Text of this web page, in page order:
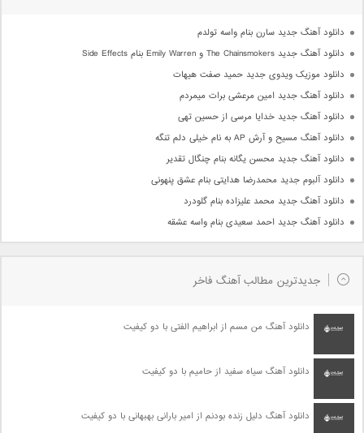
دانلود آهنگ جدید سارن بنام واسه تولدم
دانلود آهنگ جدید The Chainsmokers و Emily Warren بنام Side Effects
دانلود موزیک ویدوی جدید حمید صفت هیهات
دانلود آهنگ جدید امین مرعشی برات میمردم
دانلود آهنگ جدید خدایا مرسی از حسین تهی
دانلود آهنگ مسیح و آرش AP به نام خیلی دلم تنگه
دانلود آهنگ جدید محسن یگانه بنام چنگال تقدیر
دانلود آلبوم جدید محمدرضا هدایتی بنام عشق پنهونی
دانلود آهنگ جدید محمد علیزاده بنام گلودرد
دانلود آهنگ جدید احمد سعیدی بنام واسه عشقه
جدیدترین مطالب آهنگ فاخر
دانلود آهنگ من مسم از ابراهیم الفتی با دو کیفیت
دانلود آهنگ سیاه سفید از حامیم با دو کیفیت
دانلود آهنگ دلیل زنده بودنم از امیر بارانی بهبهانی با دو کیفیت